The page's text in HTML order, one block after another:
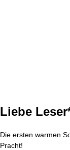
Liebe
Die ersten warmen
Pracht!